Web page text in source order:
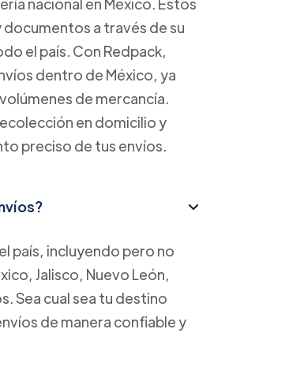
a través de su
el país. Con Redpack,
dentro de México, ya
de mercancía.
en domicilio y
preciso de tus envíos.
país, incluyendo pero no
Jalisco, Nuevo León,
Sea cual sea tu destino
de manera confiable y